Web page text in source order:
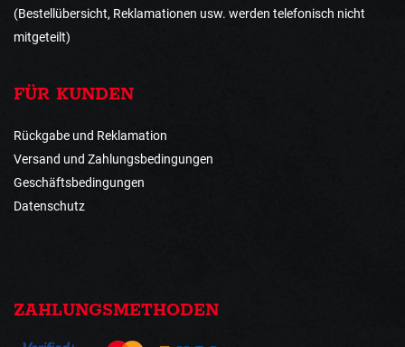
(Bestellübersicht, Reklamationen usw. werden telefonisch nicht
mitgeteilt)
FÜR KUNDEN
Rückgabe und Reklamation
Versand und Zahlungsbedingungen
Geschäftsbedingungen
Datenschutz
ZAHLUNGSMETHODEN